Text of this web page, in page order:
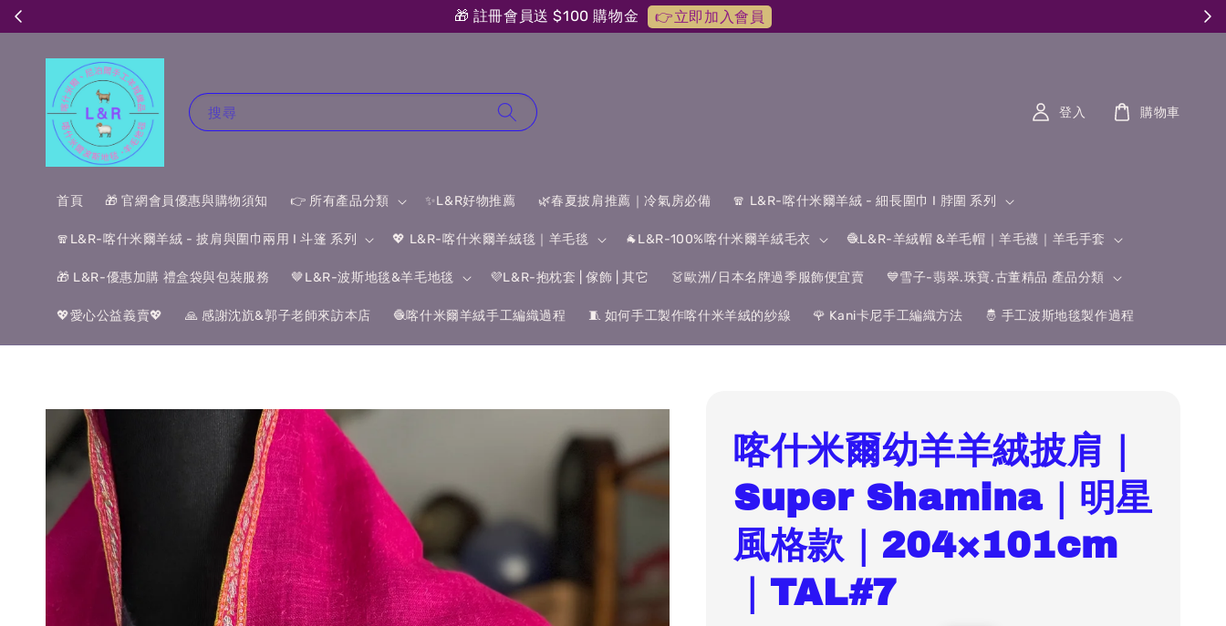
🎁 註冊會員送 $100 購物金 👉立即加入會員
搜尋
首頁 🎁 官網會員優惠與購物須知 👉 所有產品分類 ✨L&R好物推薦 🌿春夏披肩推薦｜冷氣房必備 🧣 L&R-喀什米爾羊絨 - 細長圍巾 I 脖圍 系列
🧣L&R-喀什米爾羊絨 - 披肩與圍巾兩用 I 斗篷 系列 💖 L&R-喀什米爾羊絨毯｜羊毛毯 🐐L&R-100%喀什米爾羊絨毛衣 🧶L&R-羊絨帽 &羊毛帽｜羊毛襪｜羊毛手套
🎁 L&R-優惠加購 禮盒袋與包裝服務 🤎L&R-波斯地毯&羊毛地毯 💜L&R-抱枕套 | 傢飾 | 其它 👗歐洲/日本名牌過季服飾便宜賣 💙雪子-翡翠.珠寶.古董精品 產品分類
💖愛心公益義賣💖 🙏 感謝沈斻&郭子老師來訪本店 🧶喀什米爾羊絨手工編織過程 🧵 如何手工製作喀什米羊絨的紗線 🌹 Kani卡尼手工編織方法 🤴 手工波斯地毯製作過程
登入 購物車
喀什米爾幼羊羊絨披肩｜
Super Shamina｜明星
風格款｜204×101cm
｜TAL#7